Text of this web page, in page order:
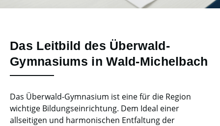
Das Leitbild des Überwald-
Gymnasiums in Wald-Michelbach
Das Überwald-Gymnasium ist eine für die Region
wichtige Bildungseinrichtung. Dem Ideal einer
allseitigen und harmonischen Entfaltung der